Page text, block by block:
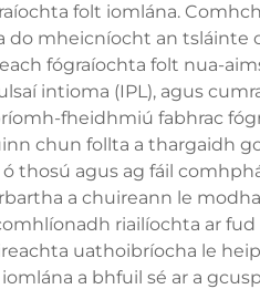
folt iomlána.
mheicníocht an tsláinte
fógraíochta folt nua-
intioma (IPL), agus
fheidhmiú fabhrac
chun follta a thargaidh
thosú agus ag fáil
a chuireann le
riailíochta ar
uathoibríocha le
a bhfuil sé ar a